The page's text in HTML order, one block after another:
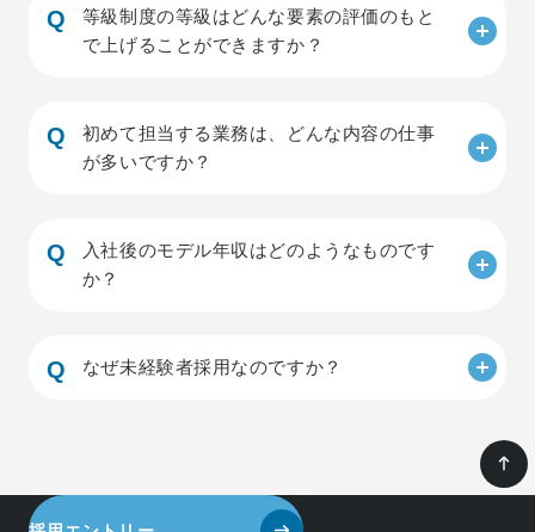
等級制度の等級はどんな要素の評価のもと
で上げることができますか？
初めて担当する業務は、どんな内容の仕事
が多いですか？
入社後のモデル年収はどのようなものです
か？
なぜ未経験者採用なのですか？